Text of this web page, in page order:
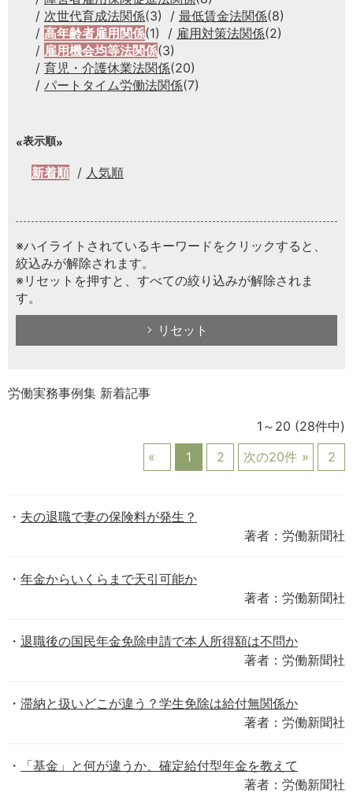
次世代育成法関係(3) 最低賃金法関係(8)
高年齢者雇用関係(1) 雇用対策法関係(2)
雇用機会均等法関係(3)
育児・介護休業法関係(20)
パートタイム労働法関係(7)
表示順
新着順 人気順
※ハイライトされているキーワードをクリックすると、
絞込みが解除されます。
※リセットを押すと、すべての絞り込みが解除されま
す。
リセット
労働実務事例集 新着記事
1～20 (28件中)
1
2 次の20件 2
夫の退職で妻の保険料が発生？
著者：労働新聞社
年金からいくらまで天引可能か
著者：労働新聞社
退職後の国民年金免除申請で本人所得額は不問か
著者：労働新聞社
滞納と扱いどこが違う？学生免除は給付無関係か
著者：労働新聞社
「基金」と何が違うか、確定給付型年金を教えて
著者：労働新聞社